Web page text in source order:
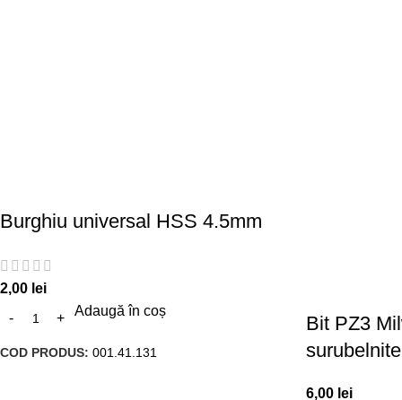
Burghiu universal HSS 4.5mm
2,00 lei
Adaugă în coș
COD PRODUS: 001.41.131
Bit PZ3
6,00 lei